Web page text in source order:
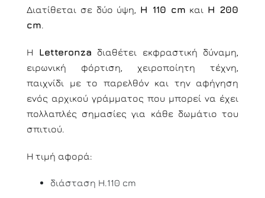
Διατίθεται σε δύο ύψη, H 110 cm και H 200
cm.
Η Letteronza διαθέτει εκφραστική δύναμη,
ειρωνική φόρτιση, χειροποίητη τέχνη,
παιχνίδι με το παρελθόν και την αφήγηση
ενός αρχικού γράμματος που μπορεί να έχει
πολλαπλές σημασίες για κάθε δωμάτιο του
σπιτιού.
Η τιμή αφορά:
διάσταση H.110 cm